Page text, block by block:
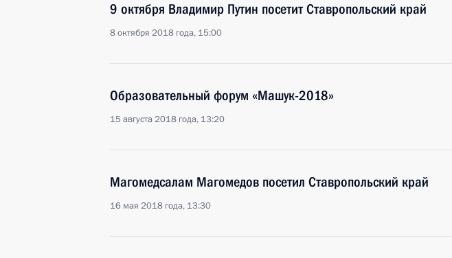
9 октября Владимир Путин посетит Ставропольский край
8 октября 2018 года, 15:00
Образовательный форум «Машук-2018»
15 августа 2018 года, 13:20
Магомедсалам Магомедов посетил Ставропольский край
16 мая 2018 года, 13:30